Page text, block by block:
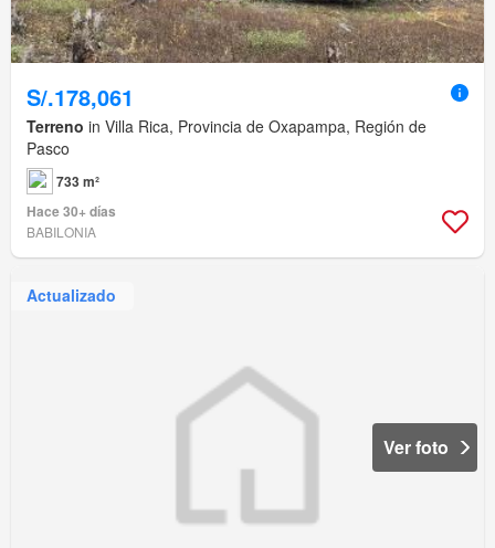
S/.178,061
Terreno in Villa Rica, Provincia de Oxapampa, Región de
Pasco
733 m²
Hace 30+ días
BABILONIA
Actualizado
Ver foto